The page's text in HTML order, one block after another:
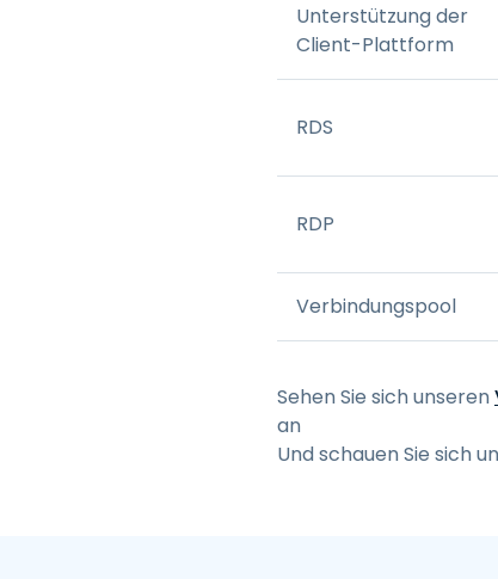
Unterstützung der
Client-Plattform
RDS
RDP
Verbindungspool
Sehen Sie sich unseren
an
Und schauen Sie sich